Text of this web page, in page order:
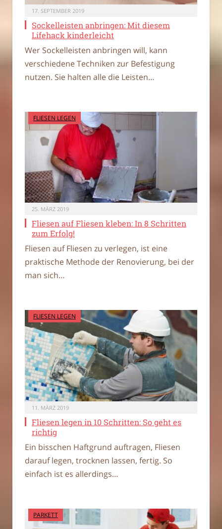
17. SEPTEMBER 2019
Sockelleisten anbringen: Mit diesem
Lifehack kinderleicht
Wer Sockelleisten anbringen will, kann
verschiedene Techniken zur Befestigung
nutzen. Sie halten alle die Leisten…
FLIESEN LEGEN
25. MÄRZ 2019
Fliesen auf Fliesen kleben: In 8 Schritten
zum Erfolg!
Fliesen auf Fliesen zu verlegen, ist eine
praktische Methode der Renovierung, bei der
man sich…
FLIESEN LEGEN
11. MÄRZ 2019
Fliesen legen in 10 Schritten: So geht es
richtig
Ein bisschen Haftgrund auftragen, Fliesen
darauf legen, trocknen lassen, fertig. So
einfach ist es allerdings…
PARKETT